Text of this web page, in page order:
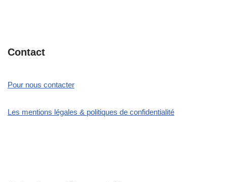
Contact
Pour nous contacter
Les mentions légales & politiques de confidentialité